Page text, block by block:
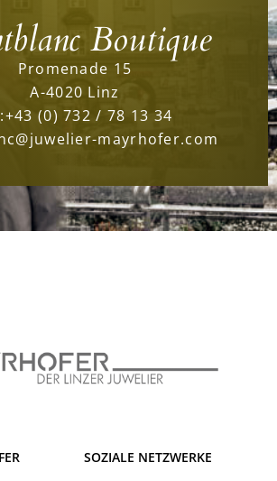
Boutique
Promenade 15
A-4020 Linz
+43 (0) 732 / 78 13 34
mayrhofer.com
SOZIALE NETZWERKE